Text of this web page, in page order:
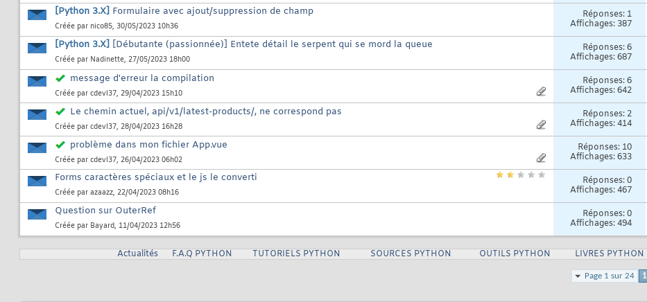
[Python 3.X] Formulaire avec ajout/suppression de champ
Créée par nico85, 30/05/2023 10h36
Réponses: 1
Affichages: 387
[Python 3.X] [Débutante (passionnée)] Entete détail le serpent qui se mord la queue
Créée par Nadinette, 27/05/2023 18h00
Réponses:6
Affichages: 687
message d'erreur la compilation
Créée par cdevl37, 29/04/2023 15h10
Réponses:6
Affichages: 642
Le chemin actuel, api/v1/latest-products/, ne correspond pas
Créée par cdevl37, 28/04/2023 16h28
Réponses: 2
Affichages: 414
problème dans mon fichier App.vue
Créée par cdevl37, 26/04/2023 06h02
Réponses: 10
Affichages: 633
Forms caractères spéciaux et le js le converti
Créée par azaazz, 22/04/2023 08h16
Réponses:0
Affichages: 467
Question sur OuterRef
Créée par Bayard, 11/04/2023 12h56
Réponses:0
Affichages: 494
Actualités F.A.Q PYTHON TUTORIELS PYTHON SOURCES PYTHON OUTILS PYTHON LIVRES PYTHON
Page 1 sur 24 1